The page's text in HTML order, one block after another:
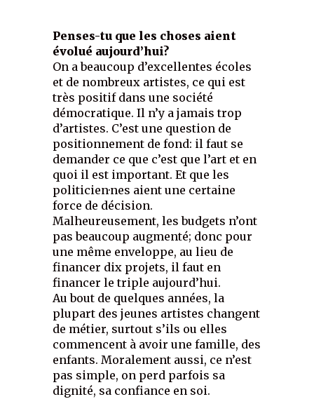
Penses-tu que les choses aient
évolué aujourd’hui?
On a beaucoup d’excellentes écoles
et de nombreux artistes, ce qui est
très positif dans une société
démocratique. Il n’y a jamais trop
d’artistes. C’est une question de
positionnement de fond: il faut se
demander ce que c’est que l’art et en
quoi il est important. Et que les
politicien·nes aient une certaine
force de décision.
Malheureusement, les budgets n’ont
pas beaucoup augmenté; donc pour
une même enveloppe, au lieu de
financer dix projets, il faut en
financer le triple aujourd’hui.
Au bout de quelques années, la
plupart des jeunes artistes changent
de métier, surtout s’ils ou elles
commencent à avoir une famille, des
enfants. Moralement aussi, ce n’est
pas simple, on perd parfois sa
dignité, sa confiance en soi.